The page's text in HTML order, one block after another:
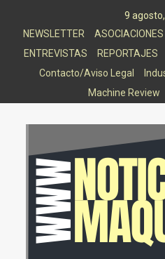
9
NEWSLETTER
ASOCIACIONES
ENTREVISTAS
REPORTAJES
Contacto/Aviso Legal
Machine Review